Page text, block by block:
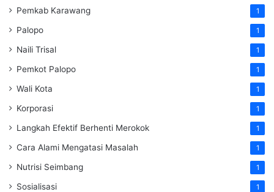
Pemkab Karawang 1
Palopo 1
Naili Trisal 1
Pemkot Palopo 1
Wali Kota 1
Korporasi 1
Langkah Efektif Berhenti Merokok 1
Cara Alami Mengatasi Masalah 1
Nutrisi Seimbang 1
Sosialisasi 1